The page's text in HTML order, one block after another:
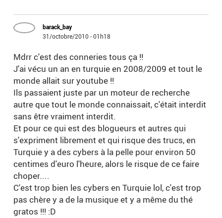
barack_bay
31/octobre/2010 - 01h18
Mdrr c'est des conneries tous ça !!
J'ai vécu un an en turquie en 2008/2009 et tout le
monde allait sur youtube !!
Ils passaient juste par un moteur de recherche
autre que tout le monde connaissait, c'était interdit
sans être vraiment interdit.
Et pour ce qui est des blogueurs et autres qui
s'expriment librement et qui risque des trucs, en
Turquie y a des cybers à la pelle pour environ 50
centimes d'euro l'heure, alors le risque de ce faire
choper....
C'est trop bien les cybers en Turquie lol, c'est trop
pas chère y a de la musique et y a même du thé
gratos !!! :D